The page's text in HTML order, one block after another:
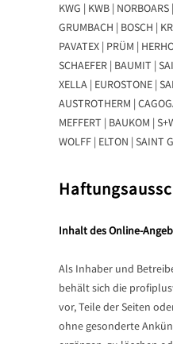
KWG | KWB |
GRUMBACH | BOSCH |
PAVATEX | PRÜM |
SCHAEFER | BAUMIT |
XELLA | EUROSTONE |
AUSTROTHERM |
MEFFERT | BAUKOM |
WOLFF | ELTON | SAINT
Inhalt des Online-
Als Inhaber und
behält sich die
vor, Teile der Seiten
ohne gesonderte